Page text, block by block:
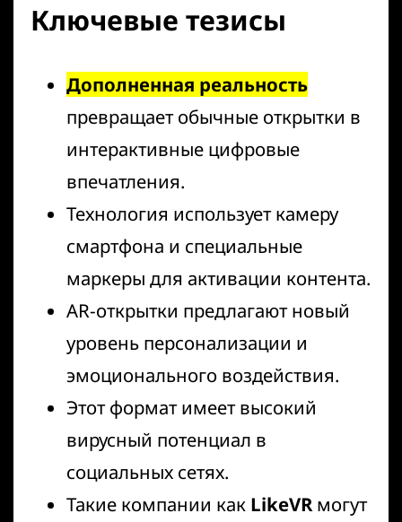
Ключевые тезисы
Дополненная реальность
превращает обычные открытки в
интерактивные цифровые
впечатления.
Технология использует камеру
смартфона и специальные
маркеры для активации контента.
AR-открытки предлагают новый
уровень персонализации и
эмоционального воздействия.
Этот формат имеет высокий
вирусный потенциал в
социальных сетях.
Такие компании как LikeVR могут